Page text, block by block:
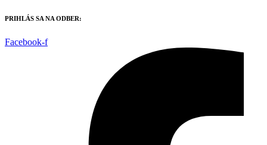
Preskočiť
obsah
PRIHLÁS SA NA ODBER:
Facebook-f